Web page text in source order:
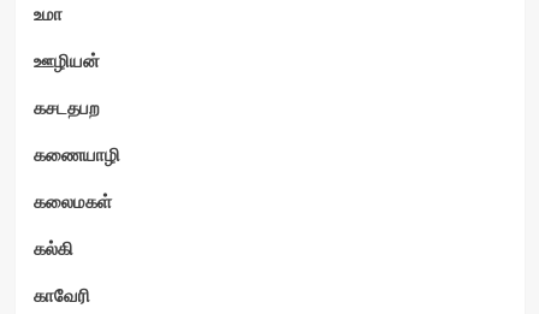
உமா
ஊழியன்
கசடதபற
கணையாழி
கலைமகள்
கல்கி
காவேரி